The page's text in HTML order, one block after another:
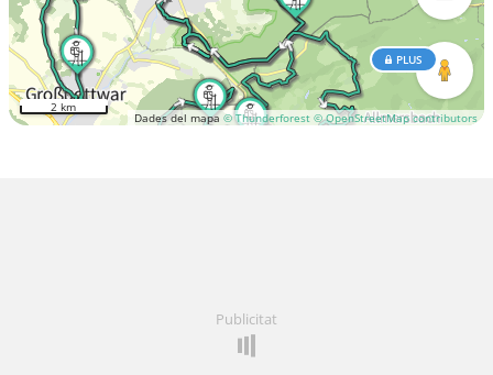
Dades del mapa © Thunderforest © OpenStreetMap contributors
PLUS
2 km
Publicitat